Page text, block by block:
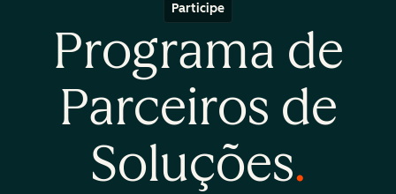
Participe
Programa de
Parceiros de
Soluções